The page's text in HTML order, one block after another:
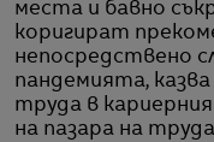
места и бавно
коригират
непосредствено
пандемията,
труда в
на пазара на